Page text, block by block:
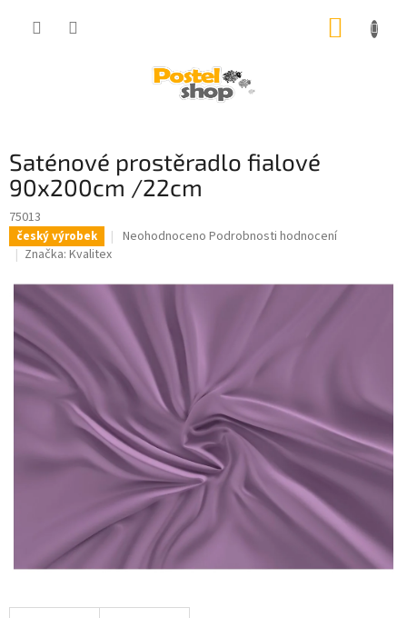
Saténové prostěradlo fialové
90x200cm /22cm
75013
český výrobek
Průměrné
je
z
hvězdiček.
Neohodnoceno Podrobnosti hodnocení
Značka: Kvalitex